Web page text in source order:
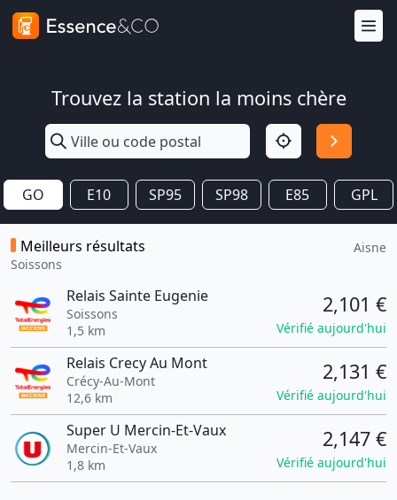
Trouvez la station la moins chère
GO E10 SP95 SP98 E85 GPL
Meilleurs résultats
Soissons
Aisne
Relais Sainte Eugenie
Soissons
1,5 km
2,101 €
Vérifié aujourd'hui
Relais Crecy Au Mont
Crécy-Au-Mont
12,6 km
2,131 €
Vérifié aujourd'hui
Super U Mercin-Et-Vaux
Mercin-Et-Vaux
1,8 km
2,147 €
Vérifié aujourd'hui